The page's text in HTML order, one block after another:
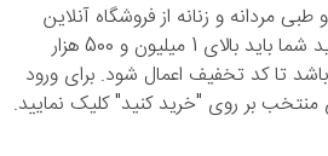
مردانه و زنانه از فروشگاه آنلاین
دیجی استایل، 500 هزار تومان تخفیف می‌دهد. خرید شما باید بالای 1 میلیون و 500 هزار
تا کد تخفیف اعمال شود. برای ورود
بر روی "خرید کنید" کلیک نمایید.